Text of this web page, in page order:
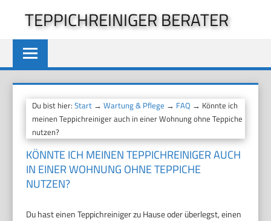
springen
TEPPICHREINIGER BERATER
Du bist hier:Start →Wartung & Pflege → FAQ → Könnte ich
meinen Teppichreiniger auch in einer Wohnung ohne Teppiche
nutzen?
KÖNNTE ICH MEINEN TEPPICHREINIGER AUCH
IN EINER WOHNUNG OHNE TEPPICHE
NUTZEN?
Du hast einen Teppichreiniger zu Hause oder überlegst, einen